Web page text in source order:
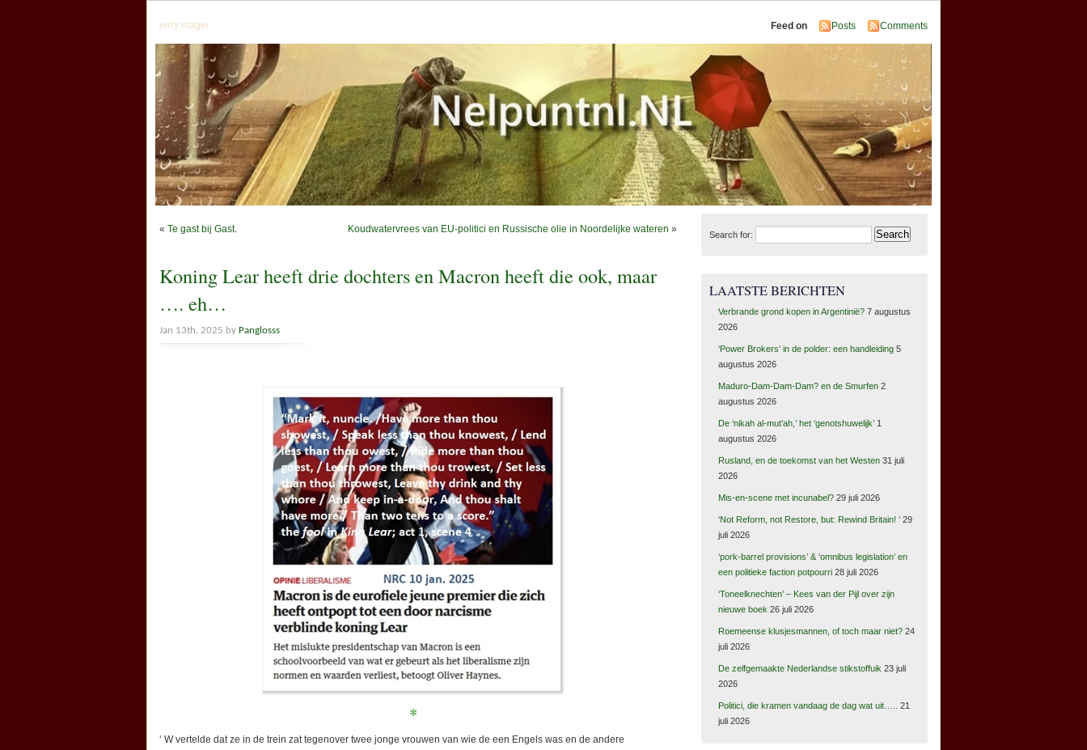
jerry mager Feed on Posts Comments
« Te gast bij Gast. Koudwatervrees van EU-politici en Russische olie in Noordelijke wateren »
Koning Lear heeft drie dochters en Macron heeft die ook, maar
…. eh…
Jan 13th, 2025 by Panglosss
*
‘ W vertelde dat ze in de trein zat tegenover twee jonge vrouwen van wie de een Engels was en de andere
Search for:
LAATSTE BERICHTEN
Verbrande grond kopen in Argentinië? 7 augustus
2026
‘Power Brokers’ in de polder: een handleiding 5
augustus 2026
Maduro-Dam-Dam-Dam? en de Smurfen 2
augustus 2026
De ‘nikah al-mut’ah,’ het ‘genotshuwelijk’ 1
augustus 2026
Rusland, en de toekomst van het Westen 31 juli
2026
Mis-en-scene met incunabel? 29 juli 2026
‘Not Reform, not Restore, but: Rewind Britain! ‘ 29
juli 2026
‘pork-barrel provisions’ & ‘omnibus legislation’ en
een politieke faction potpourri 28 juli 2026
‘Toneelknechten’ – Kees van der Pijl over zijn
nieuwe boek 26 juli 2026
Roemeense klusjesmannen, of toch maar niet? 24
juli 2026
De zelfgemaakte Nederlandse stikstoffuik 23 juli
2026
Politici, die kramen vandaag de dag wat uit…..
21
juli 2026